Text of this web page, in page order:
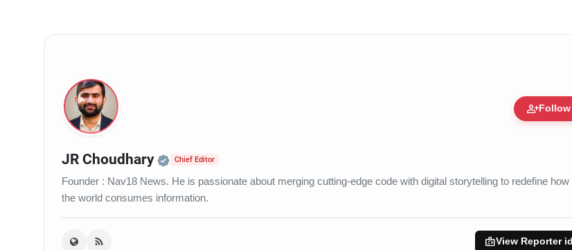
person_addFollow
JR Choudhary Official | Verified Expert • 05 Aug, 2014
Chief Editor
Founder : Nav18 News. He is passionate about merging cutting-edge code with digital storytelling to redefine how
the world consumes information.
badgeView Reporter id